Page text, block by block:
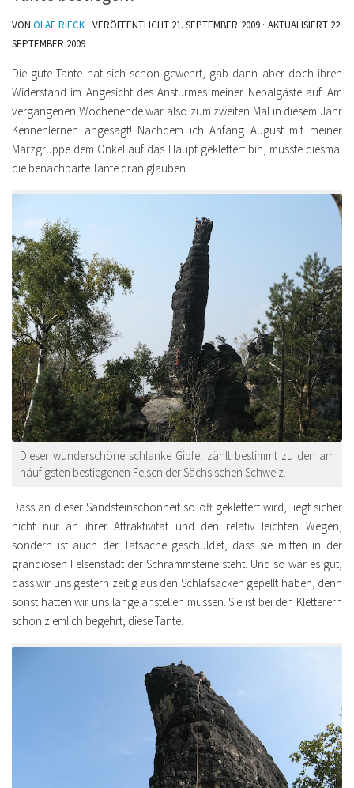
VONOLAF RIECK · VERÖFFENTLICHT 21. SEPTEMBER 2009· AKTUALISIERT 22.
SEPTEMBER 2009
Die gute Tante hat sich schon gewehrt, gab dann aber doch ihren
Widerstand im Angesicht des Ansturmes meiner Nepalgäste auf. Am
vergangenen Wochenende war also zum zweiten Mal in diesem Jahr
Kennenlernen angesagt! Nachdem ich Anfang August mit meiner
Märzgruppe dem Onkel auf das Haupt geklettert bin, musste diesmal
die benachbarte Tante dran glauben.
Dieser wunderschöne schlanke Gipfel zählt bestimmt zu den am
häufigsten bestiegenen Felsen der Sächsischen Schweiz.
Dass an dieser Sandsteinschönheit so oft geklettert wird, liegt sicher
nicht nur an ihrer Attraktivität und den relativ leichten Wegen,
sondern ist auch der Tatsache geschuldet, dass sie mitten in der
grandiosen Felsenstadt der Schrammsteine steht. Und so war es gut,
dass wir uns gestern zeitig aus den Schlafsäcken gepellt haben, denn
sonst hätten wir uns lange anstellen müssen. Sie ist bei den Kletterern
schon ziemlich begehrt, diese Tante.